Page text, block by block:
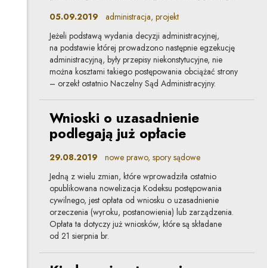
05.09.2019 administracja, projekt
Jeżeli podstawą wydania decyzji administracyjnej,
na podstawie której prowadzono następnie egzekucję
administracyjną, były przepisy niekonstytucyjne, nie
można kosztami takiego postępowania obciążać strony
– orzekł ostatnio Naczelny Sąd Administracyjny.
Wnioski o uzasadnienie
podlegają już opłacie
29.08.2019 nowe prawo, spory sądowe
Jedną z wielu zmian, które wprowadziła ostatnio
opublikowana nowelizacja Kodeksu postępowania
cywilnego, jest opłata od wniosku o uzasadnienie
orzeczenia (wyroku, postanowienia) lub zarządzenia.
Opłata ta dotyczy już wniosków, które są składane
od 21 sierpnia br.